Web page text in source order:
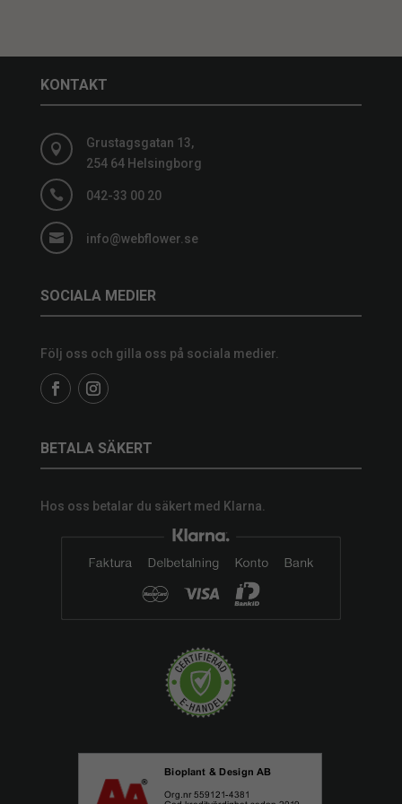
KONTAKT

Grustagsgatan 13,
254 64 Helsingborg
 042-33 00 20
 info@webflower.se
SOCIALA MEDIER
Följ oss och gilla oss på sociala medier.
BETALA SÄKERT
Hos oss betalar du säkert med Klarna.